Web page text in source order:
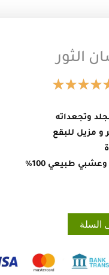
الثور
وتجعداته
و مزيل للبقع
طبيعي 100%
السلة